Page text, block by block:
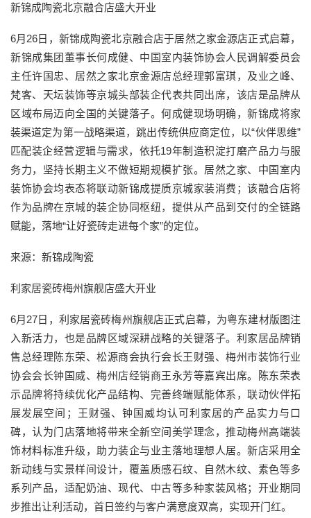
新锦成陶瓷北京融合店盛大开业
6月26日，新锦成陶瓷北京融合店于居然之家金源店正式启幕，
新锦成集团董事长何成健、中国室内装饰协会人民调解委员会
主任许国忠、居然之家北京金源店总经理郭富琪，及业之峰、
梵客、天坛装饰等京城头部装企代表共同出席，该店是品牌从
区域布局迈向全国的关键落子。何成健现场明确，新锦成将家
装渠道定为第一战略渠道，跳出传统供应商定位，以“伙伴思维”
匹配装企经营逻辑与需求，依托19年制造积淀打磨产品力与服
务力，坚持长期主义不做短期规模扩张。居然之家、中国室内
装饰协会均表态将联动新锦成提质京城家装消费；该融合店将
作为品牌在京城的装企协同枢纽，提供从产品到交付的全链路
赋能，落地“让好瓷砖走进每个家”的定位。
来源：新锦成陶瓷
利家居瓷砖梅州旗舰店盛大开业
6月27日，利家居瓷砖梅州旗舰店正式启幕，为粤东建材版图注
入新活力，也是品牌区域深耕战略的关键落子。利家居品牌销
售总经理陈东荣、松源商会执行会长王财强、梅州市装饰行业
协会会长钟国威、梅州店经销商王永芳等嘉宾出席。陈东荣表
示品牌将持续优化产品结构、完善终端赋能体系，联动伙伴拓
展发展空间；王财强、钟国威均认可利家居的产品实力与口
碑，认为门店落地将带来全新空间美学理念，推动梅州高端装
饰材料标准升级，助力装企与业主落地理想人居。新店采用全
新动线与实景样间设计，覆盖质感石纹、自然木纹、素色等多
系列产品，适配奶油、现代、中古等多种家装风格；开业期同
步推出让利活动，首日签约与客户满意度双高，实现开门红。